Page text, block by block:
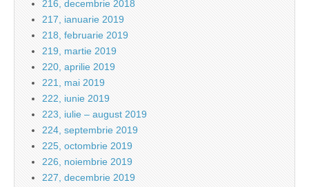
216, decembrie 2018
217, ianuarie 2019
218, februarie 2019
219, martie 2019
220, aprilie 2019
221, mai 2019
222, iunie 2019
223, iulie – august 2019
224, septembrie 2019
225, octombrie 2019
226, noiembrie 2019
227, decembrie 2019